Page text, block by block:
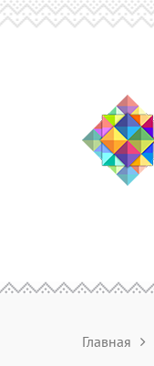
Главная